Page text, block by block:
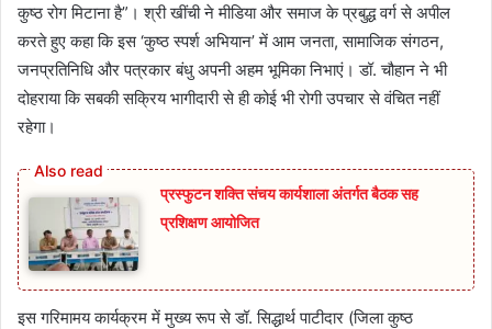
कुष्ठ रोग मिटाना है”। श्री खींची ने मीडिया और समाज के प्रबुद्ध वर्ग से अपील
करते हुए कहा कि इस ‘कुष्ठ स्पर्श अभियान’ में आम जनता, सामाजिक संगठन,
जनप्रतिनिधि और पत्रकार बंधु अपनी अहम भूमिका निभाएं। डॉ. चौहान ने भी
दोहराया कि सबकी सक्रिय भागीदारी से ही कोई भी रोगी उपचार से वंचित नहीं
रहेगा।
प्रस्फुटन शक्ति संचय कार्यशाला अंतर्गत बैठक सह
प्रशिक्षण आयोजित
इस गरिमामय कार्यक्रम में मुख्य रूप से डॉ. सिद्धार्थ पाटीदार (जिला कुष्ठ